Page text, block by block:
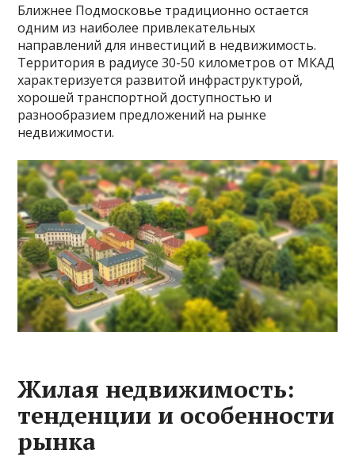
Ближнее Подмосковье традиционно остается
одним из наиболее привлекательных
направлений для инвестиций в недвижимость.
Территория в радиусе 30-50 километров от МКАД
характеризуется развитой инфраструктурой,
хорошей транспортной доступностью и
разнообразием предложений на рынке
недвижимости.
Жилая недвижимость:
тенденции и особенности
рынка